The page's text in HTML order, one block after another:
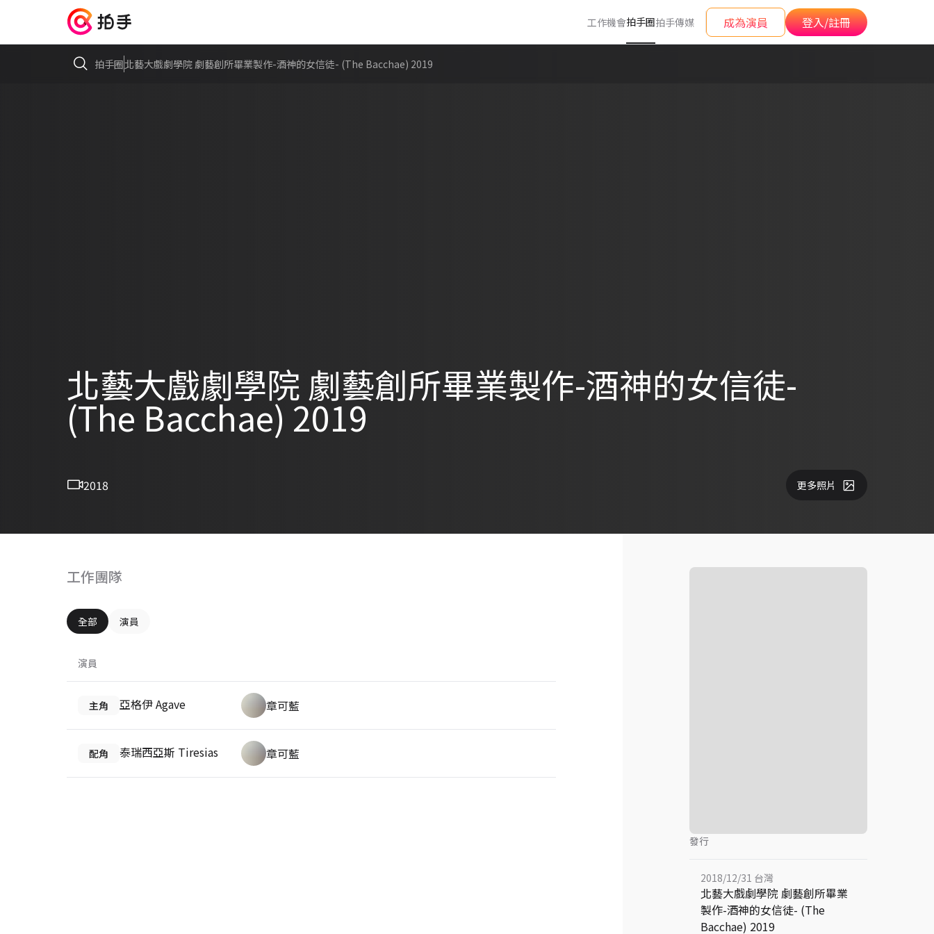
工作機會拍手圈拍手傳媒 成為演員 登入/註冊
拍手圈北藝大戲劇學院 劇藝創所畢業製作-酒神的女信徒- (The Bacchae) 2019
北藝大戲劇學院 劇藝創所畢業製作-酒神的女信徒-
(The Bacchae) 2019
2018 更多照片
工作團隊
全部 演員
演員
主角 亞格伊 Agave 章可藍
配角 泰瑞西亞斯 Tiresias 章可藍
發行
2018/12/31 台灣
北藝大戲劇學院 劇藝創所畢業
製作-酒神的女信徒- (The
Bacchae) 2019